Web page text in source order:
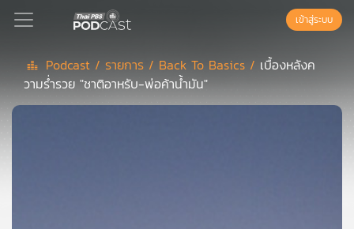
Podcast
เข้าสู่ระบบ
Podcast / รายการ / Back To Basics / เบื้องหลังค
วามร่ำรวย "ชาติอาหรับ-พ่อค้าน้ำมัน"